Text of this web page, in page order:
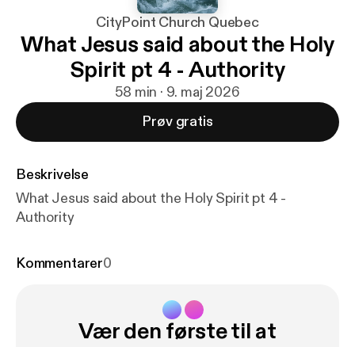
CityPoint Church Quebec
What Jesus said about the Holy
Spirit pt 4 - Authority
58 min · 9. maj 2026
Prøv gratis
Beskrivelse
What Jesus said about the Holy Spirit pt 4 -
Authority
Kommentarer0
Vær den første til at